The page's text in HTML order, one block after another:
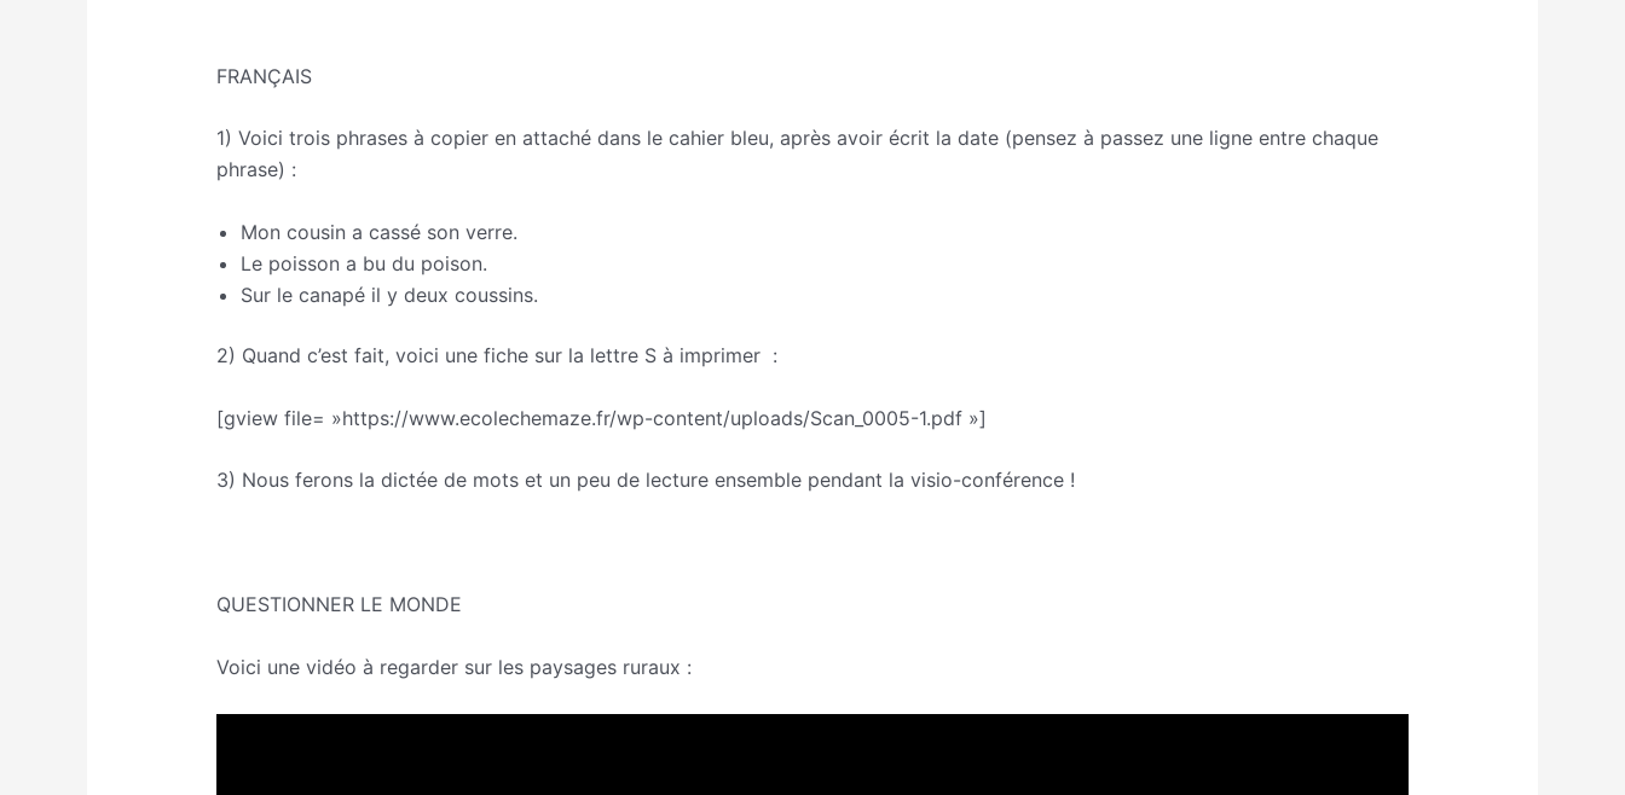
FRANÇAIS
1) Voici trois phrases à copier en attaché dans le cahier bleu, après avoir écrit la date (pensez à passez une ligne entre chaque
phrase) :
Mon cousin a cassé son verre.
Le poisson a bu du poison.
Sur le canapé il y deux coussins.
2) Quand c’est fait, voici une fiche sur la lettre S à imprimer :
[gview file= »https://www.ecolechemaze.fr/wp-content/uploads/Scan_0005-1.pdf »]
3) Nous ferons la dictée de mots et un peu de lecture ensemble pendant la visio-conférence !
QUESTIONNER LE MONDE
Voici une vidéo à regarder sur les paysages ruraux :